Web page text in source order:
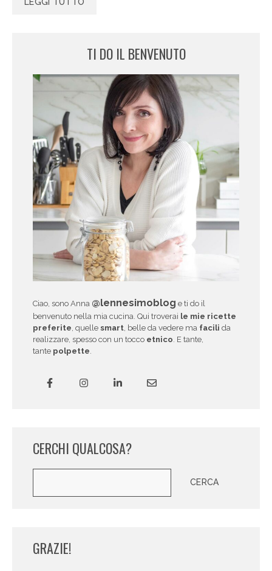
LEGGI TUTTO
TI DO IL BENVENUTO
Ciao, sono Anna @lennesimoblog e ti do il
benvenuto nella mia cucina. Qui troverai le mie ricette
preferite, quelle smart, belle da vedere ma facili da
realizzare, spesso con un tocco etnico. E tante,
tante polpette.
CERCHI QUALCOSA?
CERCA
GRAZIE!